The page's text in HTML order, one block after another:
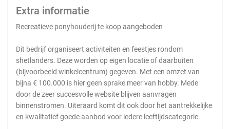
Extra informatie
Recreatieve ponyhouderij te koop aangeboden
Dit bedrijf organiseert activiteiten en feestjes rondom
shetlanders. Deze worden op eigen locatie of daarbuiten
(bijvoorbeeld winkelcentrum) gegeven. Met een omzet van
bijna € 100.000 is hier geen sprake meer van hobby. Mede
door de zeer succesvolle website blijven aanvragen
binnenstromen. Uiteraard komt dit ook door het aantrekkelijke
en kwalitatief goede aanbod voor iedere leeftijdscategorie.